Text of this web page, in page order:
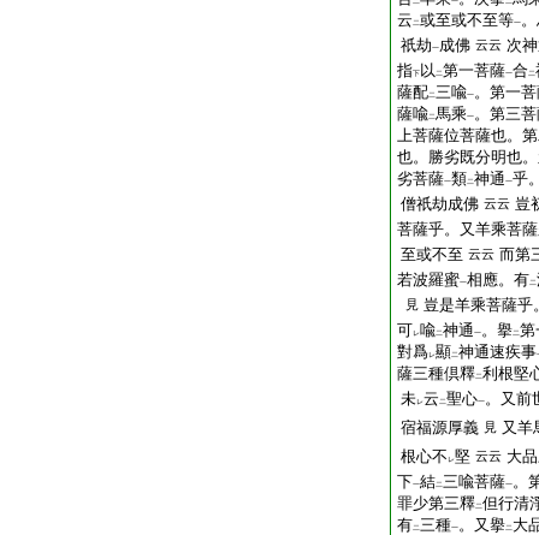
云 二或至或不至等一
祇劫一成佛 云云 次
指下 以 二第一菩薩一合二
薩配二三喩一。第一
薩喩二馬乘一。第三
上菩薩位菩薩也。
也。勝劣既分明也
劣菩薩一類二神通一乎
僧祇劫成佛 云云 豈
菩薩乎。又羊乘菩
至或不至 云云 而第
若波羅蜜一相應。有二
見 豈是羊乘菩薩乎
可レ喩二神通一。擧二第
對爲レ顯二神通速疾事
薩三種倶釋二利根堅
未レ云 二聖心一。又前
宿福源厚義 見 又羊
根心不 レ堅 云云 大
下一結二三喩菩薩一。
罪少第三釋二但行清
有二三種一。又擧二 大